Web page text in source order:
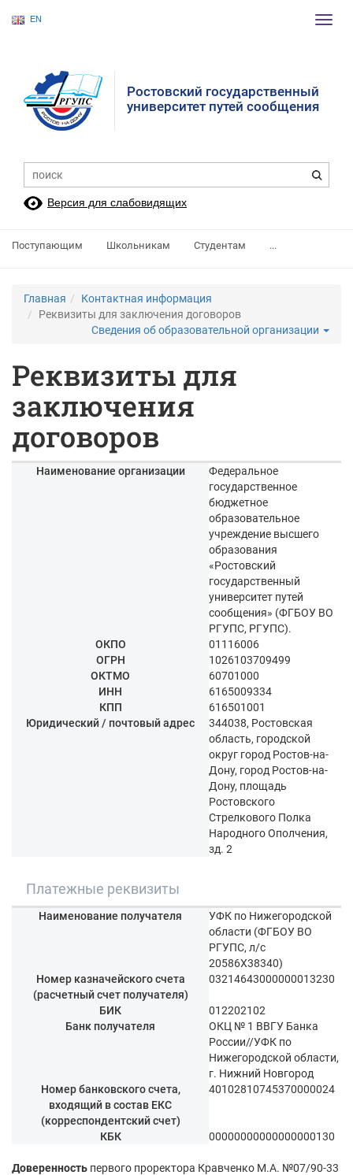
EN
Ростовский государственный
университет путей сообщения
Версия для слабовидящих
Поступающим Школьникам Студентам ...
Главная
Контактная информация
Реквизиты для заключения договоров
Сведения об образовательной организации
Реквизиты для
заключения
договоров
Наименование организации
Федеральное
государственное
бюджетное
образовательное
учреждение высшего
образования
«Ростовский
государственный
университет путей
сообщения» (ФГБОУ ВО
РГУПС, РГУПС).
ОКПО
01116006
ОГРН
1026103709499
ОКТМО
60701000
ИНН
6165009334
КПП
616501001
Юридический / почтовый адрес
344038, Ростовская
область, городской
округ город Ростов-на-
Дону, город Ростов-на-
Дону, площадь
Ростовского
Стрелкового Полка
Народного Ополчения,
зд. 2
Платежные реквизиты
Наименование получателя
УФК по Нижегородской
области (ФГБОУ ВО
РГУПС, л/с
20586Х38340)
Номер казначейского счета
(расчетный счет получателя)
03214643000000013230
БИК
012202102
Банк получателя
ОКЦ № 1 ВВГУ Банка
России//УФК по
Нижегородской области,
г. Нижний Новгород
Номер банковского счета,
входящий в состав ЕКС
(корреспондентский счет)
40102810745370000024
КБК 00000000000000000130
Доверенность первого проректора Кравченко М.А. №07/90-33